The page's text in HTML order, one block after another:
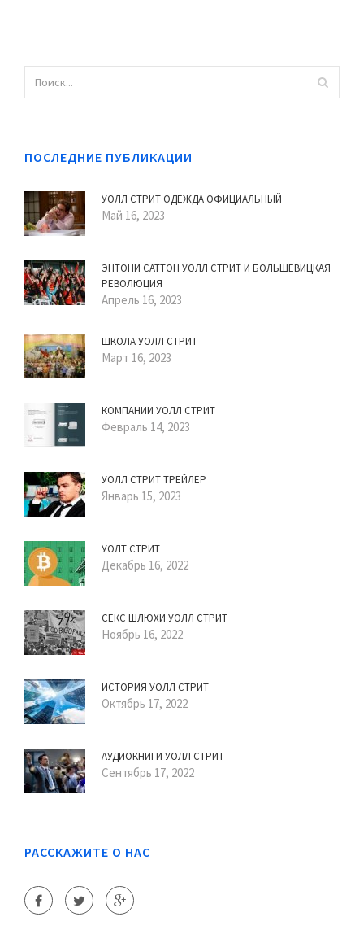
ПОСЛЕДНИЕ ПУБЛИКАЦИИ
УОЛЛ СТРИТ ОДЕЖДА ОФИЦИАЛЬНЫЙ
Май 16, 2023
ЭНТОНИ САТТОН УОЛЛ СТРИТ И БОЛЬШЕВИЦКАЯ
РЕВОЛЮЦИЯ
Апрель 16, 2023
ШКОЛА УОЛЛ СТРИТ
Март 16, 2023
КОМПАНИИ УОЛЛ СТРИТ
Февраль 14, 2023
УОЛЛ СТРИТ ТРЕЙЛЕР
Январь 15, 2023
УОЛТ СТРИТ
Декабрь 16, 2022
СЕКС ШЛЮХИ УОЛЛ СТРИТ
Ноябрь 16, 2022
ИСТОРИЯ УОЛЛ СТРИТ
Октябрь 17, 2022
АУДИОКНИГИ УОЛЛ СТРИТ
Сентябрь 17, 2022
РАССКАЖИТЕ О НАС